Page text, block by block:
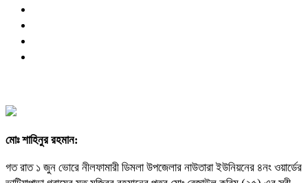
মোঃ শাহিনুর রহমান:
গত রাত ১ জুন ভোরে নীলফামারী ডিমলা উপজেলার নাউতারা ইউনিয়নের ৪নং ওয়ার্ডের